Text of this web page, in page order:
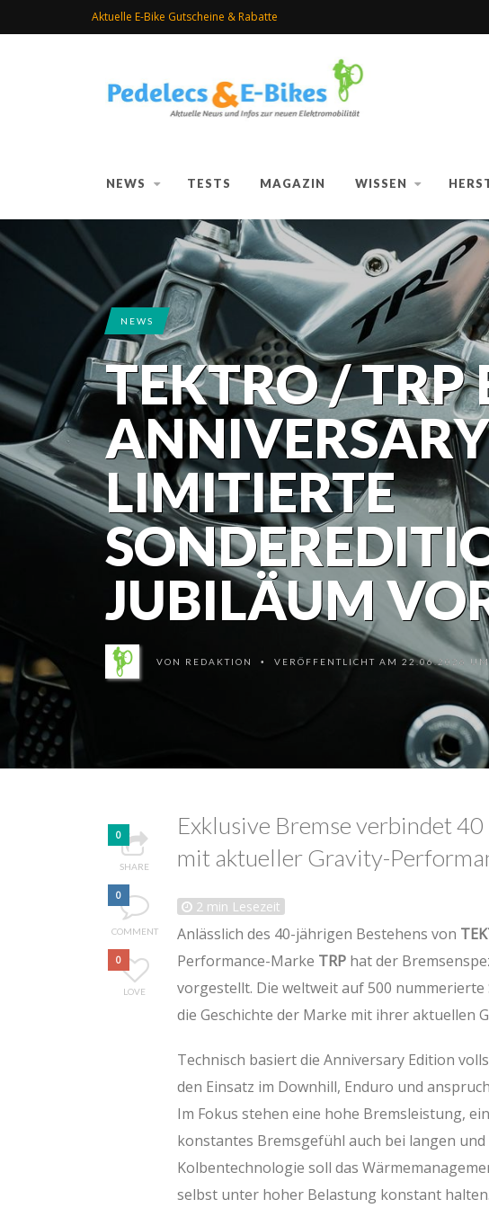
Aktuelle E-Bike Gutscheine & Rabatte
NEWS TESTS MAGAZIN WISSEN
NEWS
TEKTRO / TRP
LIMITIERTE
JUBILÄUM
VON REDAKTION • VERÖFFENTLICHT AM 22.06.2026
0
SHARE
0
COMMENT
0
LOVE
Exklusive Bremse verbindet
mit aktueller Gravity-
2 min Lesezeit
Anlässlich des 40-jährigen Bestehens von
Performance-Marke TRP hat der
vorgestellt. Die weltweit auf 500
die Geschichte der Marke mit ihrer aktuellen
Technisch basiert die Anniversary Edition
den Einsatz im Downhill, Enduro und
Im Fokus stehen eine hohe Bremsleistung,
konstantes Bremsgefühl auch bei langen
Kolbentechnologie soll das
selbst unter hoher Belastung konstant